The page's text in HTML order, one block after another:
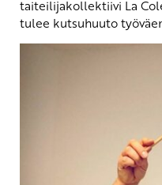
taiteilijakollektiivi La
tulee kutsuhuuto